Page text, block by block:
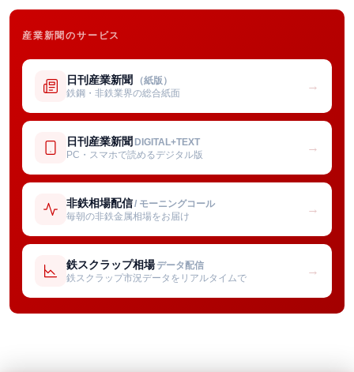
産業新聞のサービス
日刊産業新聞 （紙版）
鉄鋼・非鉄業界の総合紙面
→
日刊産業新聞 DIGITAL+TEXT
PC・スマホで読めるデジタル版
→
非鉄相場配信/ モーニングコール
毎朝の非鉄金属相場をお届け
→
鉄スクラップ相場 データ配信
鉄スクラップ市況データをリアルタイムで
→